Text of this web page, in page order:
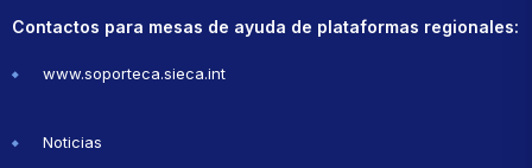
Contactos para mesas de ayuda de plataformas regionales:
www.soporteca.sieca.int
Noticias